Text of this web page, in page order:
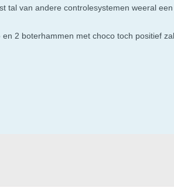
tal van andere controlesystemen weeral
2 boterhammen met choco toch positief